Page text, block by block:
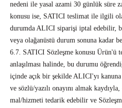
nedeni ile yasal azami 30 günlük süre
konusu ise, SATICI teslimat ile ilgili
durumda ALICI siparişi iptal edebilir,
veya olağanüstü durum sonuna kadar
6.7. SATICI Sözleşme konusu Ürün'ü
anlaşılması halinde, bu durumu
içinde açık bir şekilde ALICI'yı
ve sözlü/yazılı onayını almak
mal/hizmeti tedarik edebilir ve